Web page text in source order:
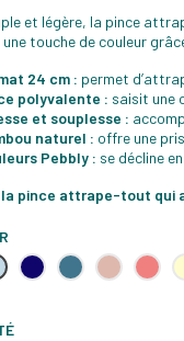
et légère, la pince
touche de couleur
24 cm : permet
polyvalente : saisit une
et souplesse :
naturel : offre une
Pebbly : se décline
la pince attrape-tout qui
Bleu
cadet
Bleu
nuit
Bleu
Blush